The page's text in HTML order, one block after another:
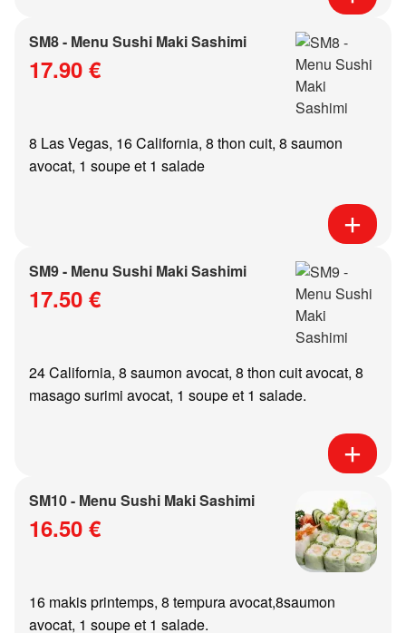
SM8 - Menu Sushi Maki Sashimi
17.90 €
8 Las Vegas, 16 California, 8 thon cuit, 8 saumon
avocat, 1 soupe et 1 salade
SM9 - Menu Sushi Maki Sashimi
17.50 €
24 California, 8 saumon avocat, 8 thon cuit avocat, 8
masago surimi avocat, 1 soupe et 1 salade.
SM10 - Menu Sushi Maki Sashimi
16.50 €
16 makis printemps, 8 tempura avocat,8saumon
avocat, 1 soupe et 1 salade.